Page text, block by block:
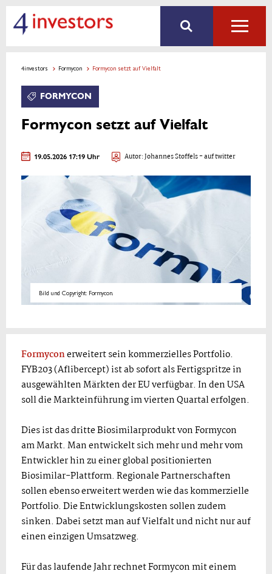
4investors Formycon Formycon setzt auf Vielfalt
FORMYCON
Formycon setzt auf Vielfalt
19.05.2026 17:19 Uhr Autor:Johannes Stoffels- auf twitter
Bild und Copyright: Formycon.
Formyconerweitert sein kommerzielles Portfolio.
FYB203 (Aflibercept) ist ab sofort als Fertigspritze in
ausgewählten Märkten der EU verfügbar. In den USA
soll die Markteinführung im vierten Quartal erfolgen.
Dies ist das dritte Biosimilarprodukt von Formycon
am Markt. Man entwickelt sich mehr und mehr vom
Entwickler hin zu einer global positionierten
Biosimilar-Plattform. Regionale Partnerschaften
sollen ebenso erweitert werden wie das kommerzielle
Portfolio. Die Entwicklungskosten sollen zudem
sinken. Dabei setzt man auf Vielfalt und nicht nur auf
einen einzigen Umsatzweg.
Für das laufende Jahr rechnet Formycon mit einem